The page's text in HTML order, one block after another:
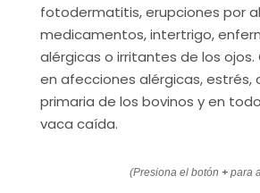
fotodermatitis, erupciones por
medicamentos, intertrigo,
alérgicas o irritantes de los
en afecciones alérgicas, estrés,
primaria de los bovinos y en
vaca caída.
(Presiona el botón+ para